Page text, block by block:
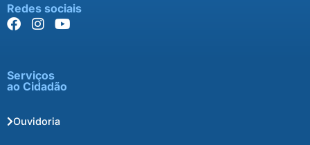
Redes sociais
Serviços
ao Cidadão
Ouvidoria